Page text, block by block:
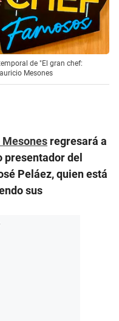
de "El gran chef:
Mesones
regresará a
presentador del
Peláez, quien está
sus